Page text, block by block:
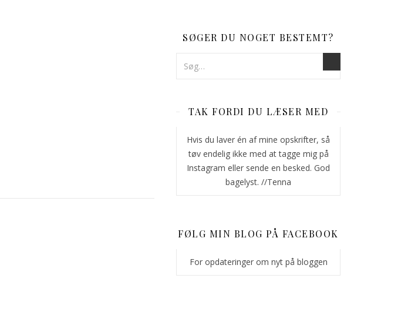
SØGER DU NOGET BESTEMT?
TAK FORDI DU LÆSER MED
Hvis du laver én af mine opskrifter, så
tøv endelig ikke med at tagge mig på
Instagram eller sende en besked. God
bagelyst. //Tenna
FØLG MIN BLOG PÅ FACEBOOK
For opdateringer om nyt på bloggen